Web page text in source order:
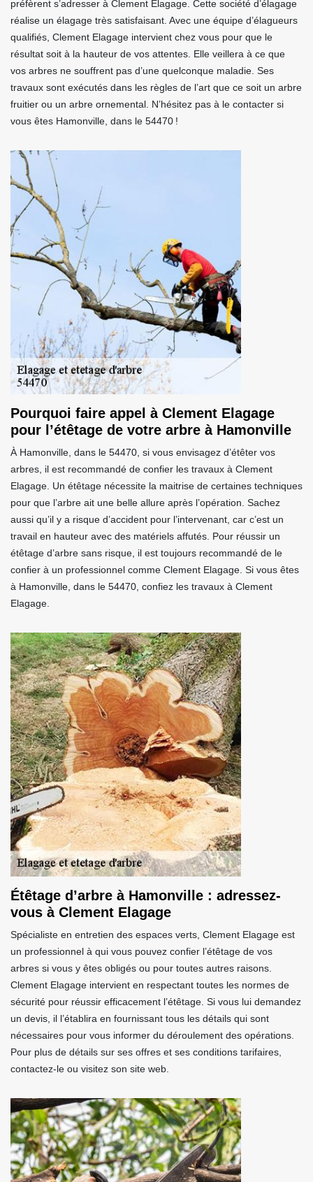
préfèrent s’adresser à Clement Elagage. Cette société d’élagage
réalise un élagage très satisfaisant. Avec une équipe d’élagueurs
qualifiés, Clement Elagage intervient chez vous pour que le
résultat soit à la hauteur de vos attentes. Elle veillera à ce que
vos arbres ne souffrent pas d’une quelconque maladie. Ses
travaux sont exécutés dans les règles de l’art que ce soit un arbre
fruitier ou un arbre ornemental. N’hésitez pas à le contacter si
vous êtes Hamonville, dans le 54470 !
Pourquoi faire appel à Clement Elagage
pour l’étêtage de votre arbre à Hamonville
À Hamonville, dans le 54470, si vous envisagez d’étêter vos
arbres, il est recommandé de confier les travaux à Clement
Elagage. Un étêtage nécessite la maitrise de certaines techniques
pour que l’arbre ait une belle allure après l’opération. Sachez
aussi qu’il y a risque d’accident pour l’intervenant, car c’est un
travail en hauteur avec des matériels affutés. Pour réussir un
étêtage d’arbre sans risque, il est toujours recommandé de le
confier à un professionnel comme Clement Elagage. Si vous êtes
à Hamonville, dans le 54470, confiez les travaux à Clement
Elagage.
Étêtage d’arbre à Hamonville : adressez-
vous à Clement Elagage
Spécialiste en entretien des espaces verts, Clement Elagage est
un professionnel à qui vous pouvez confier l’étêtage de vos
arbres si vous y êtes obligés ou pour toutes autres raisons.
Clement Elagage intervient en respectant toutes les normes de
sécurité pour réussir efficacement l’étêtage. Si vous lui demandez
un devis, il l’établira en fournissant tous les détails qui sont
nécessaires pour vous informer du déroulement des opérations.
Pour plus de détails sur ses offres et ses conditions tarifaires,
contactez-le ou visitez son site web.